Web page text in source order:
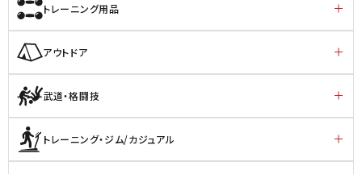
トレーニング用品
アウトドア
武道・格闘技
トレーニング・ジム/カジュアル